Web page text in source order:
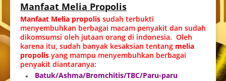
Manfaat Melia Propolis
Manfaat Melia propolis sudah terbukti
menyembuhkan berbagai macam penyakit dan sudah
dikomsumsi oleh jutaan orang di indonesia. Oleh
karena itu, sudah banyak kesaksian tentang melia
propolis yang mampu menyembuhkan berbagai
penyakit diantaranya:
Batuk/Ashma/Bromchitis/TBC/Paru-paru